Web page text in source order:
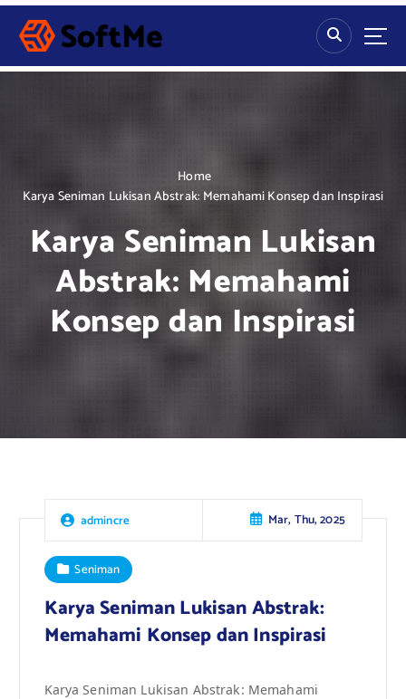
S
p
Home
Karya Seniman Lukisan Abstrak: Memahami Konsep dan Inspirasi
Karya Seniman Lukisan
Abstrak: Memahami
Konsep dan Inspirasi
admincre Mar, Thu, 2025
Seniman
Karya Seniman Lukisan Abstrak:
Memahami Konsep dan Inspirasi
Karya Seniman Lukisan Abstrak: Memahami